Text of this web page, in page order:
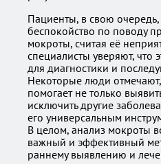
Пациенты, в свою
беспокойство по поводу
мокроты, считая её
специалисты уверяют,
для диагностики и
Некоторые люди
помогает не только
исключить другие
его универсальным
В целом, анализ мокроты
важный и эффективный
раннему выявлению и